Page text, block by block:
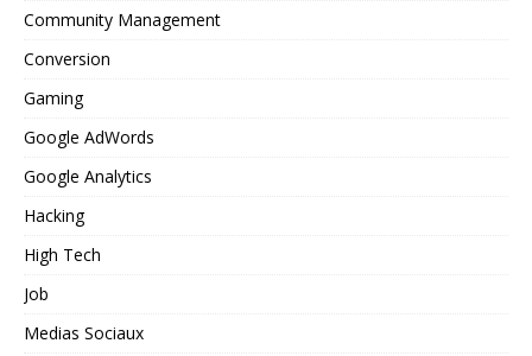
Community Management
Conversion
Gaming
Google AdWords
Google Analytics
Hacking
High Tech
Job
Medias Sociaux